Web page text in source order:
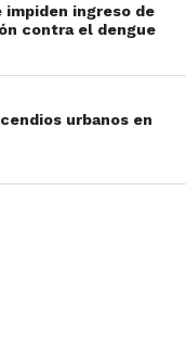
impiden ingreso de
contra el dengue
urbanos en